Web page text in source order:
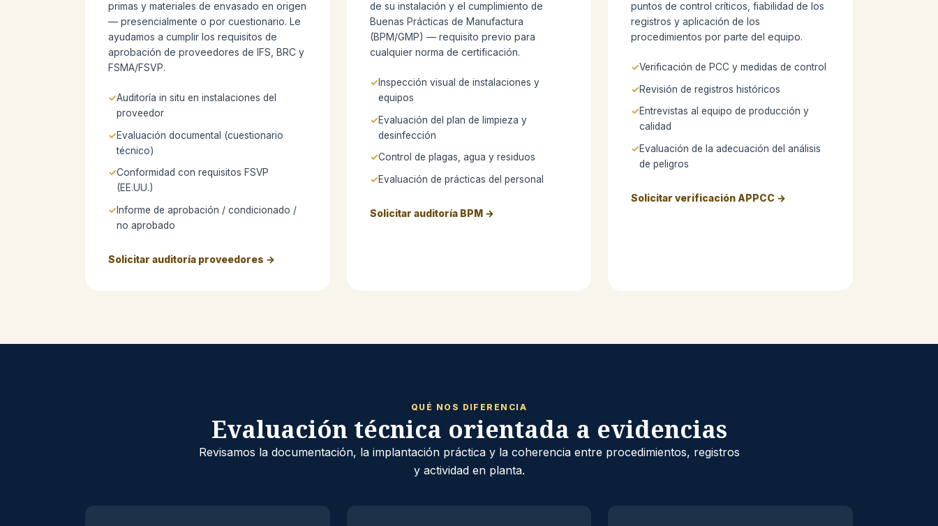
primas y materiales de envasado en origen
— presencialmente o por cuestionario. Le
ayudamos a cumplir los requisitos de
aprobación de proveedores de IFS, BRC y
FSMA/FSVP.
Auditoría in situ en instalaciones del
proveedor
Evaluación documental (cuestionario
técnico)
Conformidad con requisitos FSVP
(EE.UU.)
Informe de aprobación / condicionado /
no aprobado
Solicitar auditoría proveedores →
de su instalación y el cumplimiento de
Buenas Prácticas de Manufactura
(BPM/GMP) — requisito previo para
cualquier norma de certificación.
Inspección visual de instalaciones y
equipos
Evaluación del plan de limpieza y
desinfección
Control de plagas, agua y residuos
Evaluación de prácticas del personal
Solicitar auditoría BPM →
puntos de control críticos, fiabilidad de los
registros y aplicación de los
procedimientos por parte del equipo.
Verificación de PCC y medidas de control
Revisión de registros históricos
Entrevistas al equipo de producción y
calidad
Evaluación de la adecuación del análisis
de peligros
Solicitar verificación APPCC →
QUÉ NOS DIFERENCIA
Evaluación técnica orientada a evidencias
Revisamos la documentación, la implantación práctica y la coherencia entre procedimientos, registros
y actividad en planta.